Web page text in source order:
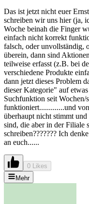
Das ist jetzt nicht euer
schreiben wir uns hier (ja,
Woche beinah die Finger
einfach nicht korrekt
falsch, oder unvollständig,
überein, dann sind
teilweise erfasst (z.B. bei
verschiedene Produkte
dann jetzt dieses Problem
dieser Kategorie" auf
Suchfunktion seit Wochen/
funktioniert.............und
überhaupt nicht stimmt
sind, die aber in der Filiale
schreiben??????? Ich
an euch......
0 Likes
Mehr